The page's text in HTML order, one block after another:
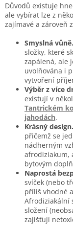
Důvodů existuje
ale vybírat lze z
zajímavé a zároveň
Smyslná vůně.
složky, které
zapálená, ale
uvolňována i
vytvoření
Výběr z více
existují v
Tantrickém
jahodách.
Krásný design.
přičemž se
nádherným
afrodiziakum,
bytovým
Naprostá
svíček (nebo
příliš vhodné
Afrodiziakální
složení
zajišťují